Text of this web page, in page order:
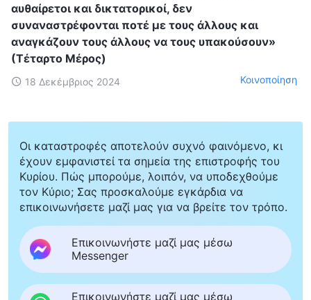
αυθαίρετοι και δικτατορικοί, δεν
συναναστρέφονται ποτέ με τους άλλους και
αναγκάζουν τους άλλους να τους υπακούσουν»
(Τέταρτο Μέρος)
18 Δεκέμβριος 2024 Κοινοποίηση
Οι καταστροφές αποτελούν συχνό φαινόμενο, κι
έχουν εμφανιστεί τα σημεία της επιστροφής του
Κυρίου. Πώς μπορούμε, λοιπόν, να υποδεχθούμε
τον Κύριο; Σας προσκαλούμε εγκάρδια να
επικοινωνήσετε μαζί μας για να βρείτε τον τρόπο.
Επικοινωνήστε μαζί μας μέσω
Messenger
Επικοινωνήστε μαζί μας μέσω